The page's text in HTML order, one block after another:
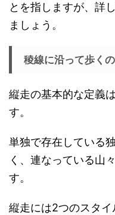
とを指しますが、詳
ましょう。
稜線に沿って歩く
縦走の基本的な定義
す。
単独で存在している
く、連なっている山
す。
縦走には2つのスタ